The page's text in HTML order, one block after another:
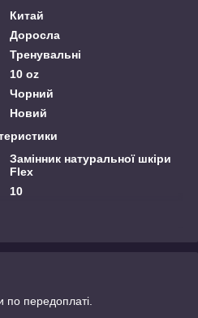
Китай
Доросла
Тренувальні
10 oz
Чорний
Новий
Замінник натуральної шкіри
Flex
10
по передоплаті.